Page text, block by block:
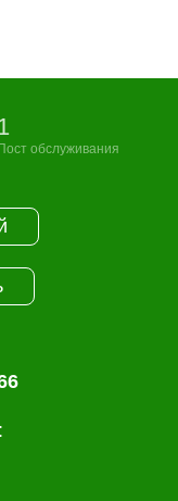
Пост обслуживания